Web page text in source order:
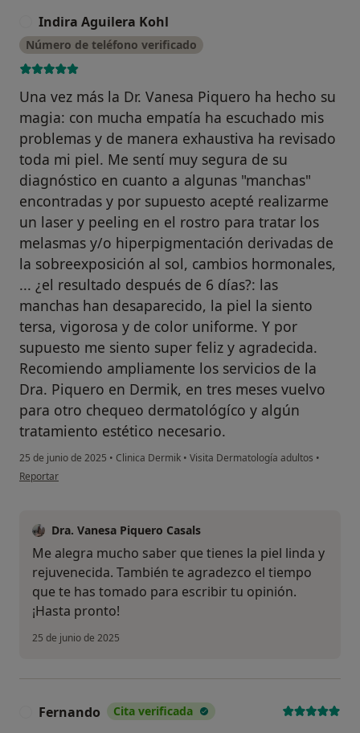
Indira Aguilera Kohl
Número de teléfono verificado
Una vez más la Dr. Vanesa Piquero ha hecho su
magia: con mucha empatía ha escuchado mis
problemas y de manera exhaustiva ha revisado
toda mi piel. Me sentí muy segura de su
diagnóstico en cuanto a algunas "manchas"
encontradas y por supuesto acepté realizarme
un laser y peeling en el rostro para tratar los
melasmas y/o hiperpigmentación derivadas de
la sobreexposición al sol, cambios hormonales,
... ¿el resultado después de 6 días?: las
manchas han desaparecido, la piel la siento
tersa, vigorosa y de color uniforme. Y por
supuesto me siento super feliz y agradecida.
Recomiendo ampliamente los servicios de la
Dra. Piquero en Dermik, en tres meses vuelvo
para otro chequeo dermatológíco y algún
tratamiento estético necesario.
25 de junio de 2025 • Clinica Dermik • Visita Dermatología adultos •
en opinión del usuario Indira Aguilera Kohl
Reportar
Dra. Vanesa Piquero Casals
Me alegra mucho saber que tienes la piel linda y
rejuvenecida. También te agradezco el tiempo
que te has tomado para escribir tu opinión.
¡Hasta pronto!
25 de junio de 2025
Fernando Cita verificada